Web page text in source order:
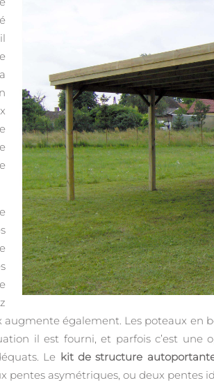
également. Les poteaux en
il est fourni, et parfois c’est
Le kit de structure
asymétriques, ou deux pentes